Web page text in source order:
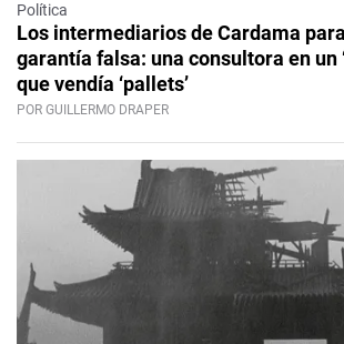
Política
Los intermediarios de Cardama
garantía falsa: una consultora en un
que vendía ‘pallets’
POR GUILLERMO DRAPER